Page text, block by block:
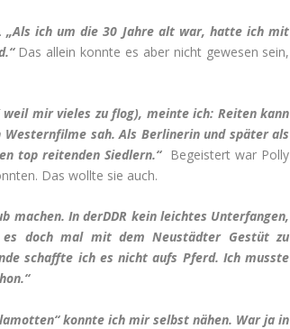
„Als ich um die 30 Jahre alt war, hatte ich mit
Das allein konnte es aber nicht gewesen sein,
mir vieles zu flog), meinte ich: Reiten kann
sah. Als Berlinerin und später als
top reitenden Siedlern.“ Begeistert war Polly
Das wollte sie auch.
machen.In derDDR kein leichtes Unterfangen,
doch mal mit dem Neustädter Gestüt zu
schaffte ich es nicht aufs Pferd. Ich musste
konnte ich mir selbst nähen. War ja in